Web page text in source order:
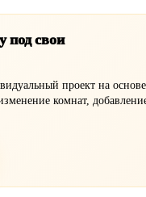
под свои
проект на основе
комнат,